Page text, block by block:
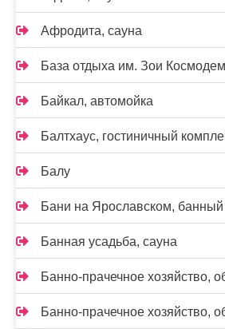
Афродита, сауна
База отдыха им. Зои
Байкал, автомойка
Балтхаус, гостиничный
Балу
Бани на Ярославском, банный
Банная усадьба, сауна
Банно-прачечное хозяйство,
Банно-прачечное хозяйство,